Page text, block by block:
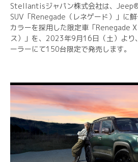
Stellantisジャパン株式会社は、
SUV「Renegade（レネゲード）」に
カラーを採用した限定車「Renegade
ス）」を、2023年9月16日（土）より
ーラーにて150台限定で発売します。